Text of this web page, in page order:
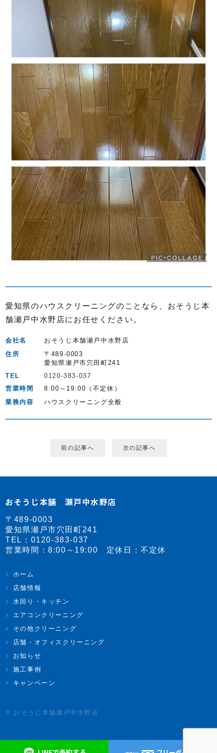
愛知県のハウスクリーニングのことなら、おそうじ本
舗瀬戸中水野店にお任せください。
会社名
おそうじ本舗瀬戸中水野店
住所
〒489-0003
愛知県瀬戸市穴田町241
TEL
0120-383-037
営業時間
8:00～19:00（不定休）
業務内容
ハウスクリーニング全般
前の記事へ 次の記事へ
おそうじ本舗 瀬戸中水野店
〒489-0003
愛知県瀬戸市穴田町241
TEL： 0120-383-037
営業時間：8:00～19:00 定休日：不定休
ホーム
店舗情報
水回り・キッチン
エアコンクリーニング
その他クリーニング
店舗・オフィスクリーニング
お知らせ
施工事例
キャンペーン
© おそうじ本舗瀬戸中水野店